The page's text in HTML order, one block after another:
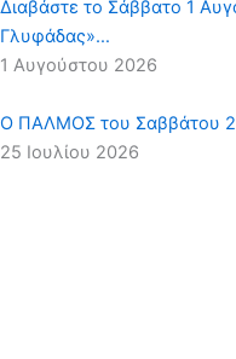
Διαβάστε το Σάββατο 1
Γλυφάδας»…
1 Αυγούστου 2026
Ο ΠΑΛΜΟΣ του Σαββάτου
25 Ιουλίου 2026